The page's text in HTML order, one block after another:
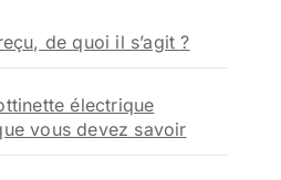
de quoi il s’agit ?
électrique
vous devez savoir